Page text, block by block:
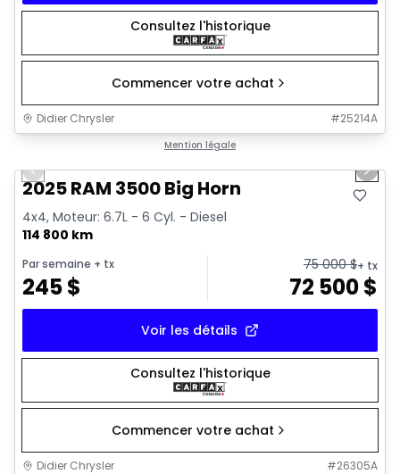
Consultez l'historique
Commencer votre achat
Didier Chrysler #25214A
Mention légale
Previous slide Next
2025 RAM 3500 Big Horn
4x4, Moteur: 6.7L - 6 Cyl. - Diesel
114 800 km
Par semaine + tx
245$
75 000$+ tx
72 500$
Voir les détails
Consultez l'historique
Commencer votre achat
Didier Chrysler #26305A